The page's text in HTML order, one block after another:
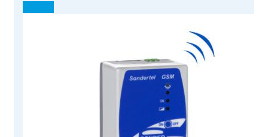
370.68 €.